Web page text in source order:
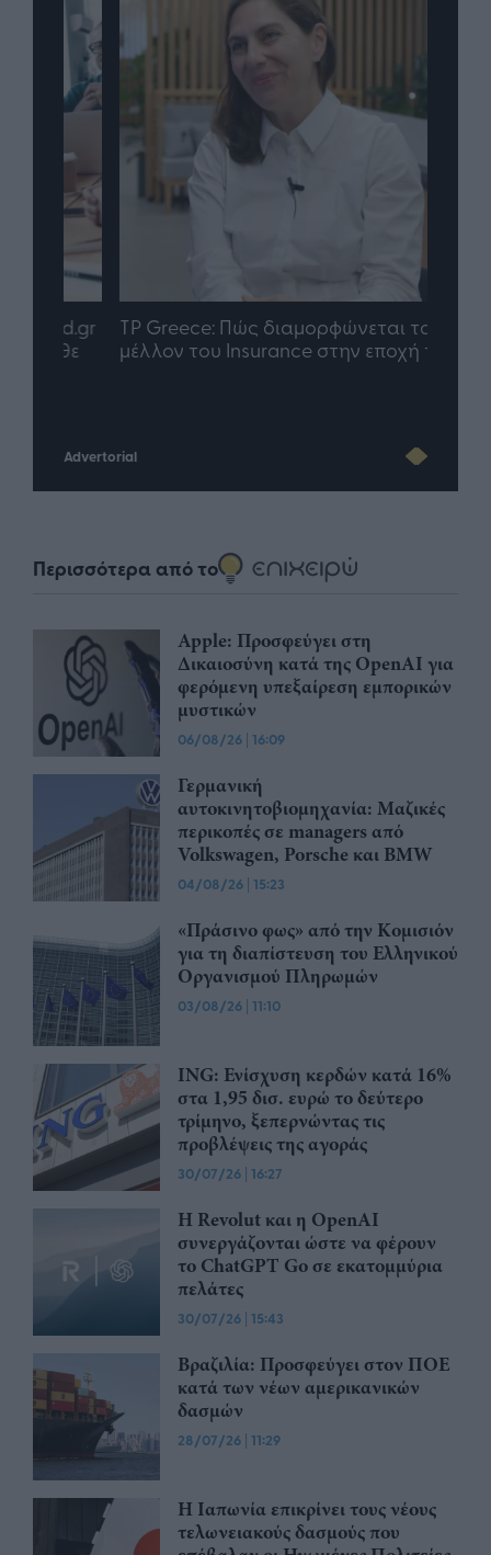
TP Greece: Πώς διαμορφώνεται το
μέλλον του Insurance στην εποχή του AI
Advertorial
Περισσότερα από το
Apple: Προσφεύγει στη
Δικαιοσύνη κατά της OpenAI για
φερόμενη υπεξαίρεση εμπορικών
μυστικών
06/08/26 | 16:09
Γερμανική
αυτοκινητοβιομηχανία: Μαζικές
περικοπές σε managers από
Volkswagen, Porsche και BMW
04/08/26 | 15:23
«Πράσινο φως» από την Κομισιόν
για τη διαπίστευση του Ελληνικού
Οργανισμού Πληρωμών
03/08/26 | 11:10
ING: Ενίσχυση κερδών κατά 16%
στα 1,95 δισ. ευρώ το δεύτερο
τρίμηνο, ξεπερνώντας τις
προβλέψεις της αγοράς
30/07/26 | 16:27
Η Revolut και η OpenAI
συνεργάζονται ώστε να φέρουν
το ChatGPT Go σε εκατομμύρια
πελάτες
30/07/26 | 15:43
Βραζιλία: Προσφεύγει στον ΠΟΕ
κατά των νέων αμερικανικών
δασμών
28/07/26 | 11:29
Η Ιαπωνία επικρίνει τους νέους
τελωνειακούς δασμούς που